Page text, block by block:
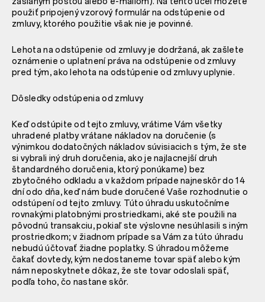
použiť pripojený vzorový formulár na odstúpenie od
zmluvy, ktorého použitie však nie je povinné.
Lehota na odstúpenie od zmluvy je dodržaná, ak zašlete
oznámenie o uplatnení práva na odstúpenie od zmluvy
pred tým, ako lehota na odstúpenie od zmluvy uplynie.
Dôsledky odstúpenia od zmluvy
Keď odstúpite od tejto zmluvy, vrátime Vám všetky
uhradené platby vrátane nákladov na doručenie (s
výnimkou dodatočných nákladov súvisiacich s tým, že ste
si vybrali iný druh doručenia, ako je najlacnejší druh
štandardného doručenia, ktorý ponúkame) bez
zbytočného odkladu a v každom prípade najneskôr do 14
dní odo dňa, keď nám bude doručené Vaše rozhodnutie o
odstúpení od tejto zmluvy. Túto úhradu uskutočníme
rovnakými platobnými prostriedkami, aké ste použili na
pôvodnú transakciu, pokiaľ ste výslovne nesúhlasili s iným
prostriedkom; v žiadnom prípade sa Vám za túto úhradu
nebudú účtovať žiadne poplatky. S úhradou môžeme
čakať dovtedy, kým nedostaneme tovar späť alebo kým
nám neposkytnete dôkaz, že ste tovar odoslali späť,
podľa toho, čo nastane skôr.